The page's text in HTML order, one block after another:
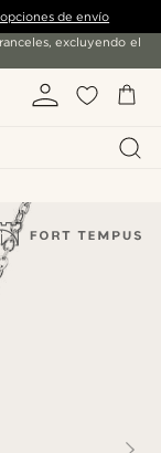
de envío
excluyendo el